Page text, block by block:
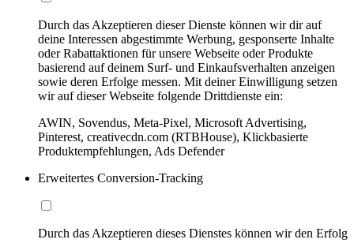
Durch das Akzeptieren dieser Dienste können wir dir auf
deine Interessen abgestimmte Werbung, gesponserte Inhalte
oder Rabattaktionen für unsere Webseite oder Produkte
basierend auf deinem Surf- und Einkaufsverhalten anzeigen
sowie deren Erfolge messen. Mit deiner Einwilligung setzen
wir auf dieser Webseite folgende Drittdienste ein:
AWIN, Sovendus, Meta-Pixel, Microsoft Advertising,
Pinterest, creativecdn.com (RTBHouse), Klickbasierte
Produktempfehlungen, Ads Defender
Erweitertes Conversion-Tracking
Durch das Akzeptieren dieses Dienstes können wir den Erfolg